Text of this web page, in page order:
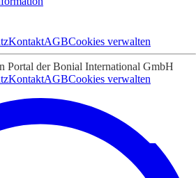
KontaktAGBCookies verwalten
der Bonial International GmbH
KontaktAGBCookies verwalten